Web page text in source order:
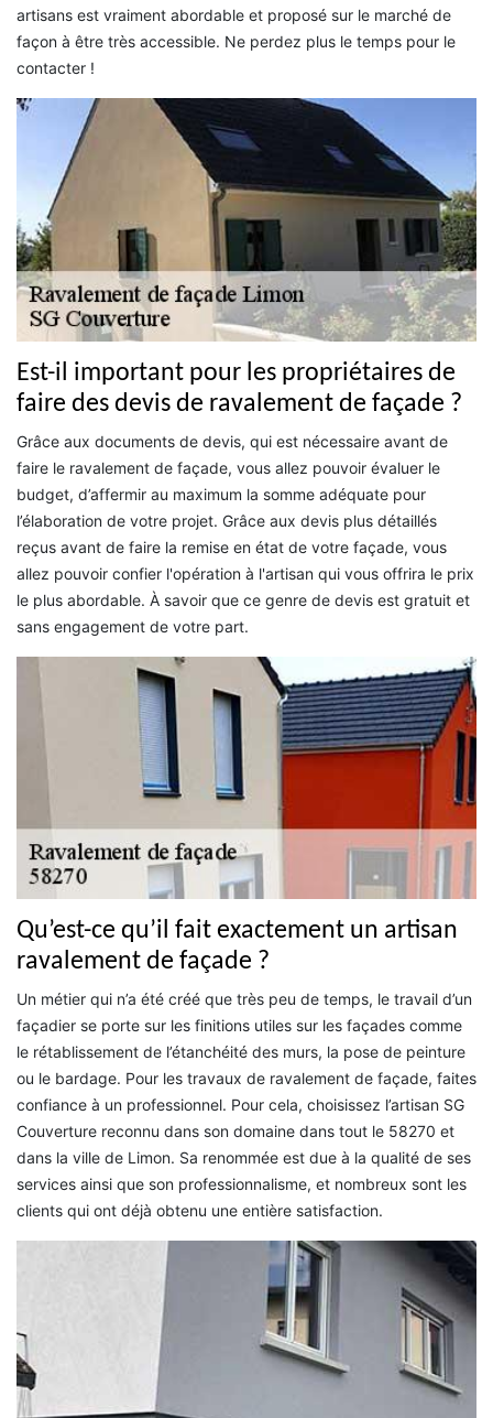
artisans est vraiment abordable et proposé sur le marché de
façon à être très accessible. Ne perdez plus le temps pour le
contacter !
Est-il important pour les propriétaires de
faire des devis de ravalement de façade ?
Grâce aux documents de devis, qui est nécessaire avant de
faire le ravalement de façade, vous allez pouvoir évaluer le
budget, d’affermir au maximum la somme adéquate pour
l’élaboration de votre projet. Grâce aux devis plus détaillés
reçus avant de faire la remise en état de votre façade, vous
allez pouvoir confier l'opération à l'artisan qui vous offrira le prix
le plus abordable. À savoir que ce genre de devis est gratuit et
sans engagement de votre part.
Qu’est-ce qu’il fait exactement un artisan
ravalement de façade ?
Un métier qui n’a été créé que très peu de temps, le travail d’un
façadier se porte sur les finitions utiles sur les façades comme
le rétablissement de l’étanchéité des murs, la pose de peinture
ou le bardage. Pour les travaux de ravalement de façade, faites
confiance à un professionnel. Pour cela, choisissez l’artisan SG
Couverture reconnu dans son domaine dans tout le 58270 et
dans la ville de Limon. Sa renommée est due à la qualité de ses
services ainsi que son professionnalisme, et nombreux sont les
clients qui ont déjà obtenu une entière satisfaction.